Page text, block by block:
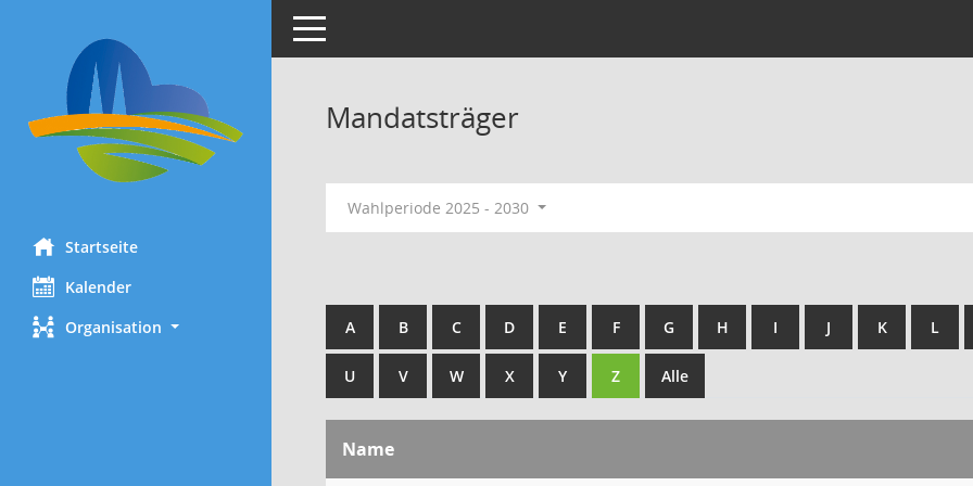
Startseite
Kalender
Organisation
Toggle navigation
Mandatsträger
Wahlperiode 2025 - 2030
A B C D E F G H I J K L
U V W X Y Z Alle
Name